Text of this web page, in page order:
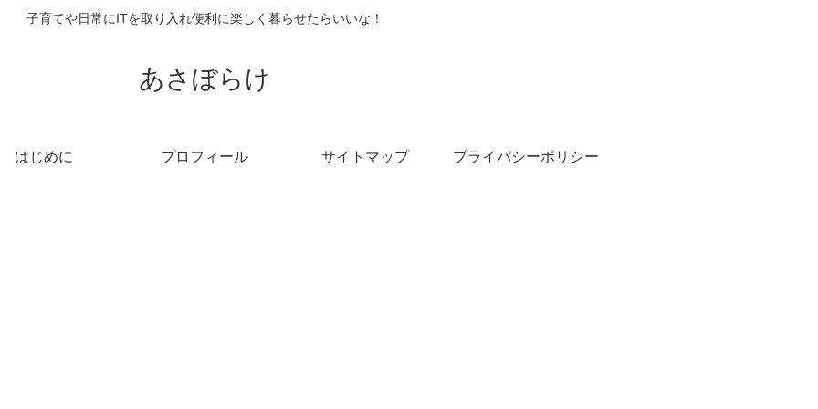
子育てや日常にITを取り入れ便利に楽しく暮らせたらいいな！
あさぼらけ
はじめに プロフィール サイトマップ プライバシーポリシー